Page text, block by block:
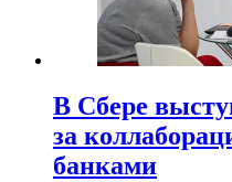
В Сбере
за
банками